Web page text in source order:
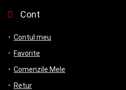
Cont
Contul meu
Favorite
Comenzile Mele
Retur